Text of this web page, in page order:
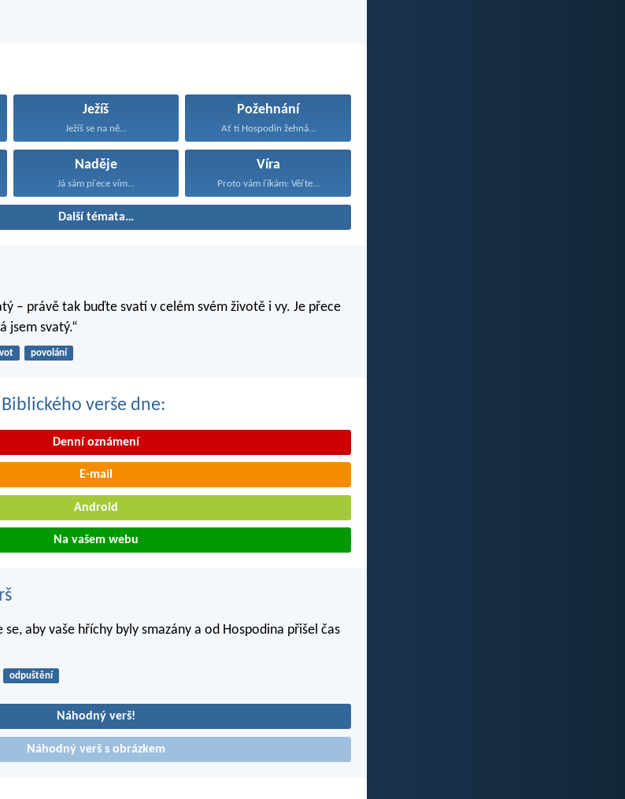
Ježíš
Ježíš se na ně...
Požehnání
Ať ti Hospodin žehná...
Naděje
Já sám přece vím...
Víra
Proto vám říkám: Věřte...
Další témata…
– právě tak buďte svatí v celém svém životě i vy. Je přece
jsem svatý.“
povolání
verše dne:
Denní oznámení
E-mail
Android
Na vašem webu
aby vaše hříchy byly smazány a od Hospodina přišel čas
odpuštění
Náhodný verš!
Náhodný verš s obrázkem